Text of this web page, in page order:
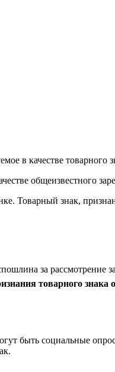
в качестве товарного
общеизвестного
Товарный знак,
за
товарного
быть социальные